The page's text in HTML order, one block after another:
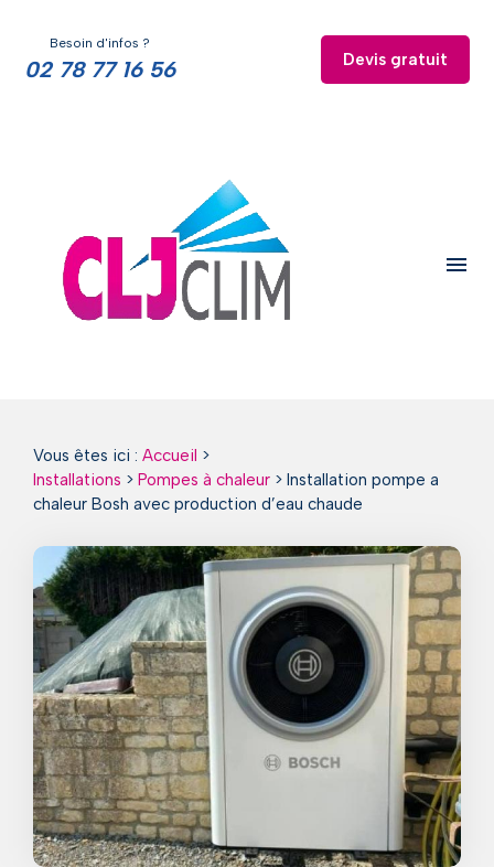
Besoin d'infos ?
02 78 77 16 56 Devis gratuit
menu
Vous êtes ici : Accueil >
Installations > Pompes à chaleur> Installation pompe a
chaleur Bosh avec production d’eau chaude